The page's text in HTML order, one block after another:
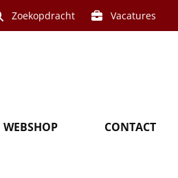
Zoekopdracht Vacatures
WEBSHOP CONTACT